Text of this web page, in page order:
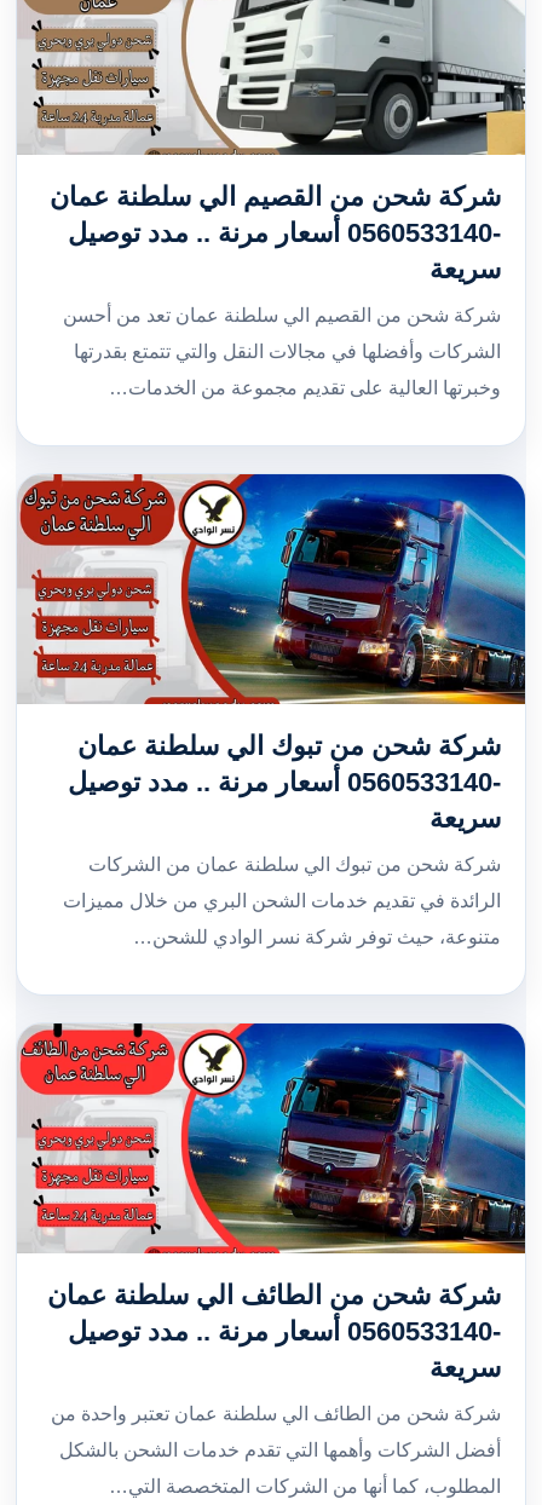
شركة شحن من القصيم الي سلطنة عمان
-0560533140 أسعار مرنة .. مدد توصيل
سريعة
شركة شحن من القصيم الي سلطنة عمان تعد من أحسن
الشركات وأفضلها في مجالات النقل والتي تتمتع بقدرتها
وخبرتها العالية على تقديم مجموعة من الخدمات…
شركة شحن من تبوك الي سلطنة عمان
-0560533140 أسعار مرنة .. مدد توصيل
سريعة
شركة شحن من تبوك الي سلطنة عمان من الشركات
الرائدة في تقديم خدمات الشحن البري من خلال مميزات
متنوعة، حيث توفر شركة نسر الوادي للشحن…
شركة شحن من الطائف الي سلطنة عمان
-0560533140 أسعار مرنة .. مدد توصيل
سريعة
شركة شحن من الطائف الي سلطنة عمان تعتبر واحدة من
أفضل الشركات وأهمها التي تقدم خدمات الشحن بالشكل
المطلوب، كما أنها من الشركات المتخصصة التي…